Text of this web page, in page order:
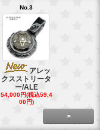
No.3
アレッ
クスストリータ
ー/ALE
54,000円(税込59,4
00円)
>